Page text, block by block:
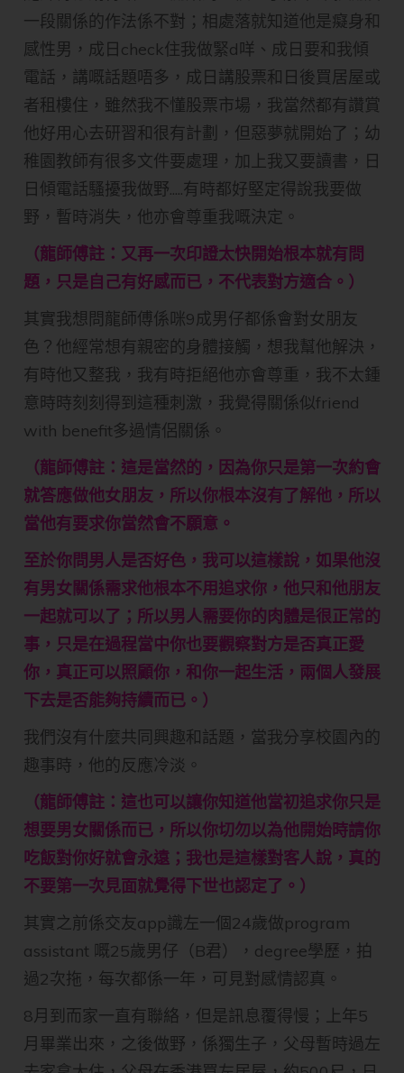
一段關係的作法係不對；相處落就知道他是癡身和
感性男，成日check住我做緊d咩、成日要和我傾
電話，講嘅話題唔多，成日講股票和日後買居屋或
者租樓住，雖然我不懂股票市場，我當然都有讚賞
他好用心去研習和很有計劃，但惡夢就開始了；幼
稚園教師有很多文件要處理，加上我又要讀書，日
日傾電話騷擾我做野.....有時都好堅定得說我要做
野，暫時消失，他亦會尊重我嘅決定。
（龍師傅註：又再一次印證太快開始根本就有問
題，只是自己有好感而已，不代表對方適合。）
其實我想問龍師傅係咪9成男仔都係會對女朋友
色？他經常想有親密的身體接觸，想我幫他解決，
有時他又整我，我有時拒絕他亦會尊重，我不太鍾
意時時刻刻得到這種刺激，我覺得關係似friend
with benefit多過情侶關係。
（龍師傅註：這是當然的，因為你只是第一次約會
就答應做他女朋友，所以你根本沒有了解他，所以
當他有要求你當然會不願意。
至於你問男人是否好色，我可以這樣說，如果他沒
有男女關係需求他根本不用追求你，他只和他朋友
一起就可以了；所以男人需要你的肉體是很正常的
事，只是在過程當中你也要觀察對方是否真正愛
你，真正可以照顧你，和你一起生活，兩個人發展
下去是否能夠持續而已。）
我們沒有什麼共同興趣和話題，當我分享校園內的
趣事時，他的反應冷淡。
（龍師傅註：這也可以讓你知道他當初追求你只是
想要男女關係而已，所以你切勿以為他開始時請你
吃飯對你好就會永遠；我也是這樣對客人說，真的
不要第一次見面就覺得下世也認定了。）
其實之前係交友app識左一個24歲做program
assistant 嘅25歲男仔（B君），degree學歷，拍
過2次拖，每次都係一年，可見對感情認真。
8月到而家一直有聯絡，但是訊息覆得慢；上年5
月畢業出來，之後做野，係獨生子，父母暫時過左